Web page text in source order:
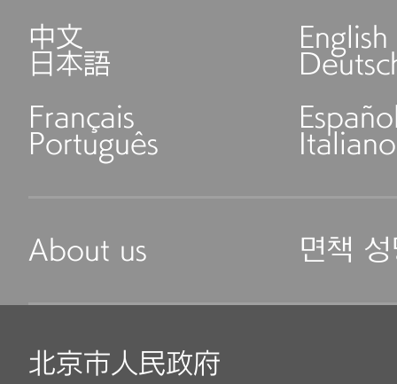
中文 English
日本語
Français
Português Italiano
About us 면책
北京市人民政府